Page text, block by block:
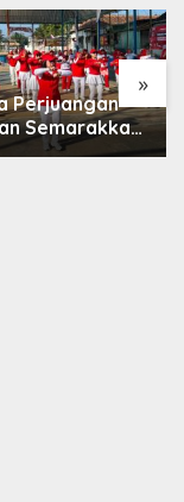
»
Perjuangan
Semarakkan
8 RI, Indah Nur